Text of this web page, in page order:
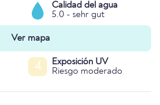
Calidad del agua
5.0 - sehr gut
Ver mapa
4
Exposición UV
Riesgo moderado